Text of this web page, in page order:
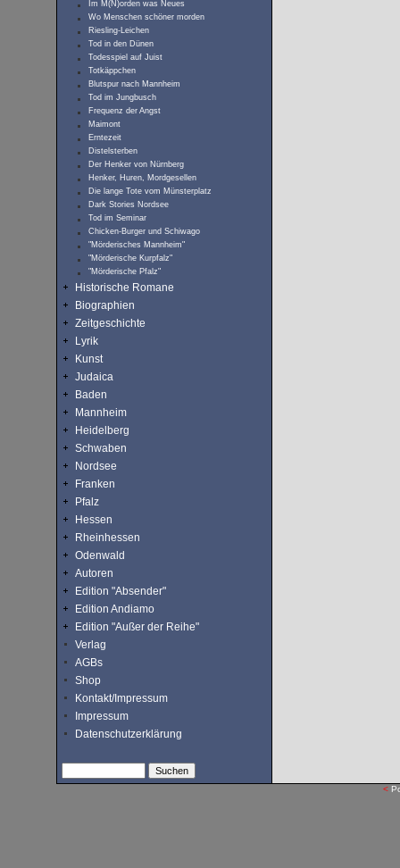
Im M(N)orden was Neues
Wo Menschen schöner morden
Riesling-Leichen
Tod in den Dünen
Todesspiel auf Juist
Totkäppchen
Blutspur nach Mannheim
Tod im Jungbusch
Frequenz der Angst
Maimont
Erntezeit
Distelsterben
Der Henker von Nürnberg
Henker, Huren, Mordgesellen
Die lange Tote vom Münsterplatz
Dark Stories Nordsee
Tod im Seminar
Chicken-Burger und Schiwago
"Mörderisches Mannheim"
"Mörderische Kurpfalz"
"Mörderische Pfalz"
Historische Romane
Biographien
Zeitgeschichte
Lyrik
Kunst
Judaica
Baden
Mannheim
Heidelberg
Schwaben
Nordsee
Franken
Pfalz
Hessen
Rheinhessen
Odenwald
Autoren
Edition "Absender"
Edition Andiamo
Edition "Außer der Reihe"
Verlag
AGBs
Shop
Kontakt/Impressum
Impressum
Datenschutzerklärung
<